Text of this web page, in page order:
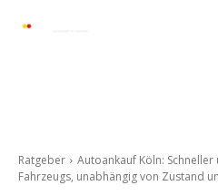
Ratgeber
Autoankauf Köln:
Fahrzeugs, unabhängig von Zustand